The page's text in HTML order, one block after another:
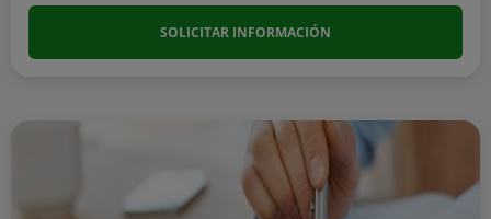
SOLICITAR INFORMACIÓN